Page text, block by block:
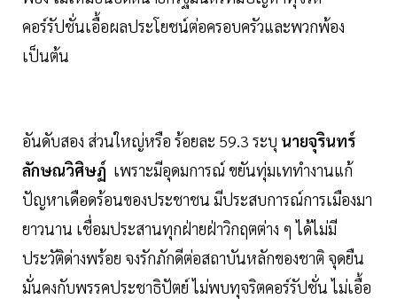
คอร์รัปชั่นเอื้อผลประโยชน์ต่อครอบครัวและพวกพ้อง
เป็นต้น
อันดับสอง ส่วนใหญ่หรือ ร้อยละ 59.3 ระบุ นายจุรินทร์
ลักษณวิศิษฏ์ เพราะมีอุดมการณ์ ขยันทุ่มเททำงานแก้
ปัญหาเดือดร้อนของประชาชน มีประสบการณ์การเมืองมา
ยาวนาน เชื่อมประสานทุกฝ่ายฝ่าวิกฤตต่าง ๆ ได้ไม่มี
ประวัติด่างพร้อย จงรักภักดีต่อสถาบันหลักของชาติ จุดยืน
มั่นคงกับพรรคประชาธิปัตย์ ไม่พบทุจริตคอร์รัปชั่น ไม่เอื้อ